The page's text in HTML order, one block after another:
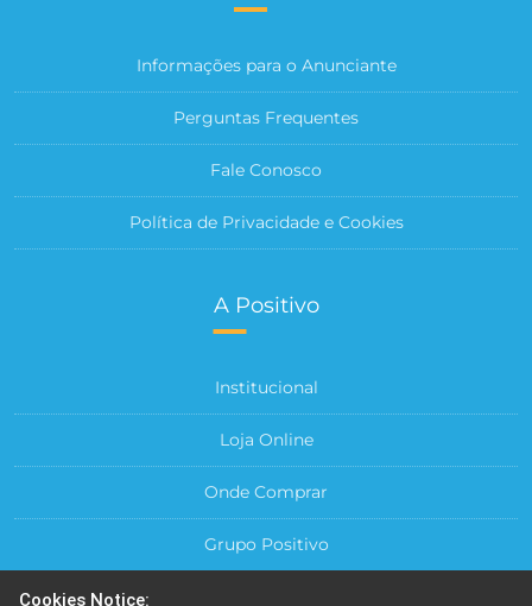
Informações para o Anunciante
Perguntas Frequentes
Fale Conosco
Política de Privacidade e Cookies
A Positivo
Institucional
Loja Online
Onde Comprar
Grupo Positivo
Cookies Notice: